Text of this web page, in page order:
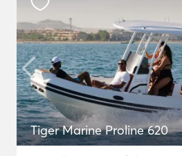
Tiger Marine Proline 620